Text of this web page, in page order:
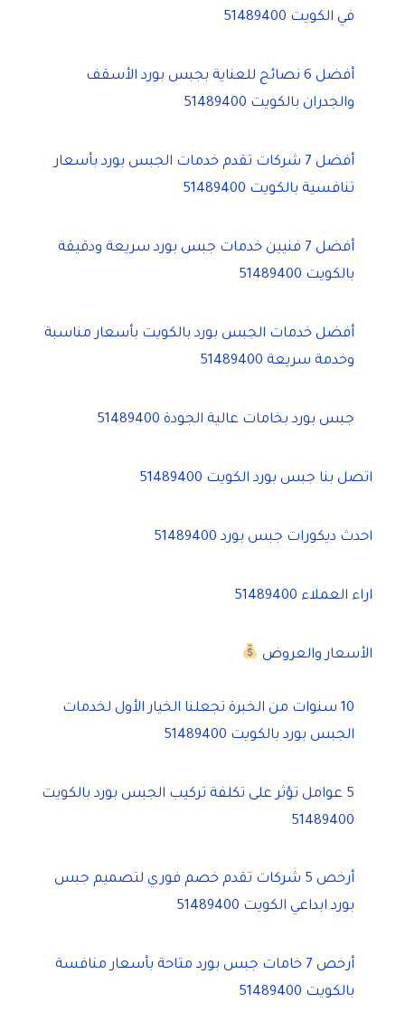
في الكويت 51489400
أفضل 6 نصائح للعناية بجبس بورد الأسقف
والجدران بالكويت 51489400
أفضل 7 شركات تقدم خدمات الجبس بورد بأسعار
تنافسية بالكويت 51489400
أفضل 7 فنيين خدمات جبس بورد سريعة ودقيقة
بالكويت 51489400
أفضل خدمات الجبس بورد بالكويت بأسعار مناسبة
وخدمة سريعة 51489400
جبس بورد بخامات عالية الجودة 51489400
اتصل بنا جبس بورد الكويت 51489400
احدث ديكورات جبس بورد 51489400
اراء العملاء 51489400
الأسعار والعروض
10 سنوات من الخبرة تجعلنا الخيار الأول لخدمات
الجبس بورد بالكويت 51489400
5 عوامل تؤثر على تكلفة تركيب الجبس بورد بالكويت
51489400
أرخص 5 شركات تقدم خصم فوري لتصميم جبس
بورد ابداعي الكويت 51489400
أرخص 7 خامات جبس بورد متاحة بأسعار منافسة
بالكويت 51489400